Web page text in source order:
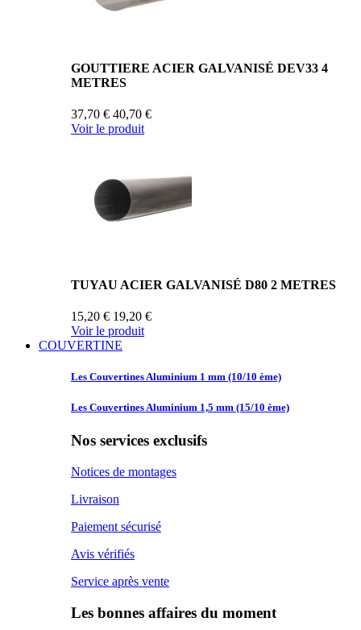
GOUTTIERE ACIER GALVANISÉ DEV33 4
METRES
37,70 € 40,70 €
Voir le produit
TUYAU ACIER GALVANISÉ D80 2 METRES
15,20 € 19,20 €
Voir le produit
COUVERTINE
Les CouvertinesAluminium 1 mm (10/10 ème)
Les CouvertinesAluminium 1,5 mm (15/10 ème)
Nos services exclusifs
Notices de montages
Livraison
Paiement sécurisé
Avis vérifiés
Service après vente
Les bonnes affaires du moment